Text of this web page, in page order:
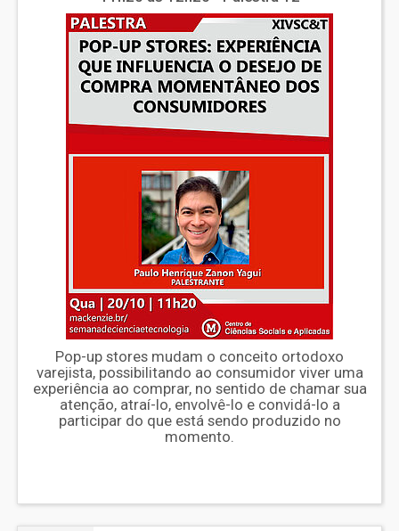
Pop-up stores mudam o conceito ortodoxo
varejista, possibilitando ao consumidor viver uma
experiência ao comprar, no sentido de chamar sua
atenção, atraí-lo, envolvê-lo e convidá-lo a
participar do que está sendo produzido no
momento.